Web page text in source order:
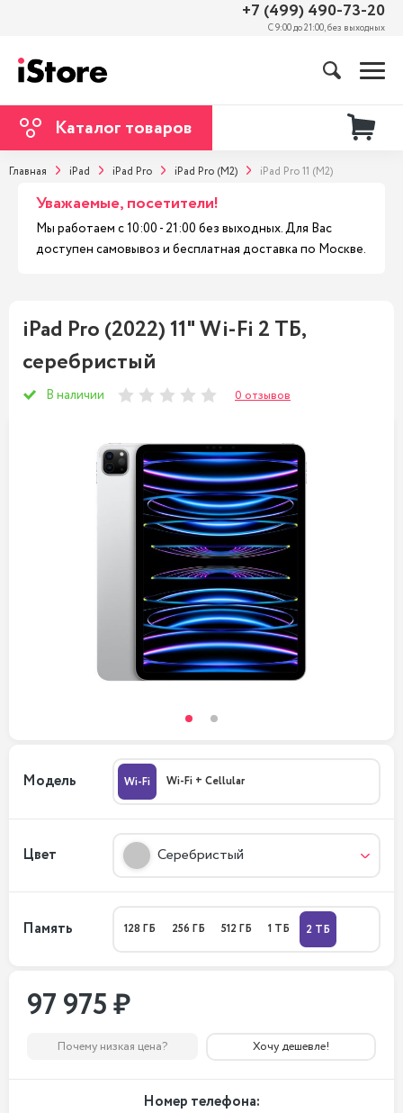
+7 (499) 490-73-20
С 9:00 до 21:00, без выходных
Каталог товаров
Главная iPad iPad Pro iPad Pro (M2) iPad Pro 11 (M2)
Уважаемые, посетители!
Мы работаем с 10:00 - 21:00 без выходных. Для Вас
доступен самовывоз и бесплатная доставка по Москве.
iPad Pro (2022) 11" Wi-Fi 2 ТБ,
серебристый
В наличии 0 отзывов
Модель Wi-Fi Wi-Fi + Cellular
Цвет Серебристый
Память 128 ГБ 256 ГБ 512 ГБ 1 ТБ 2 ТБ
97 975 ₽
Почему низкая цена? Хочу дешевле!
Номер телефона: